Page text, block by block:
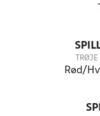
TRØJE
Rød/